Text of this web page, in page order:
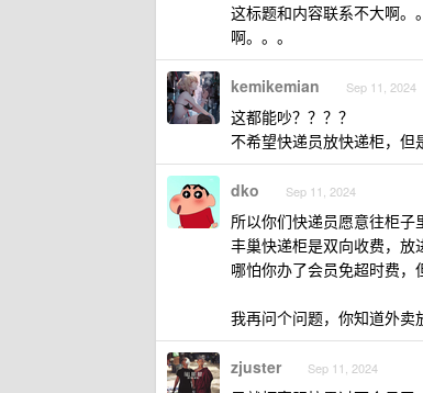
这标题和内容联系不大啊
啊。。。
kemikemian Sep 11, 2024
这都能吵？？？？
不希望快递员放快递柜，
dko Sep 11, 2024
所以你们快递员愿意往柜子
丰巢快递柜是双向收费，放
哪怕你办了会员免超时费，
我再问个问题，你知道外卖
zjuster Sep 11, 2024